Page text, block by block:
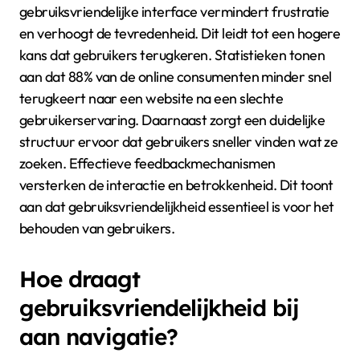
gebruiksvriendelijke interface vermindert frustratie
en verhoogt de tevredenheid. Dit leidt tot een hogere
kans dat gebruikers terugkeren. Statistieken tonen
aan dat 88% van de online consumenten minder snel
terugkeert naar een website na een slechte
gebruikerservaring. Daarnaast zorgt een duidelijke
structuur ervoor dat gebruikers sneller vinden wat ze
zoeken. Effectieve feedbackmechanismen
versterken de interactie en betrokkenheid. Dit toont
aan dat gebruiksvriendelijkheid essentieel is voor het
behouden van gebruikers.
Hoe draagt
gebruiksvriendelijkheid bij
aan navigatie?